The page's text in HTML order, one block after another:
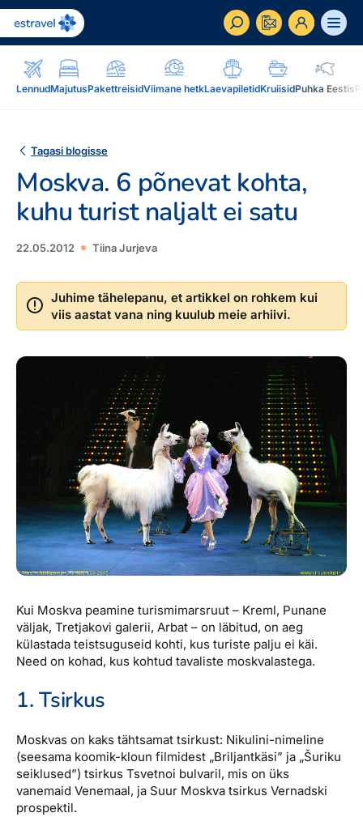
LennudMajutusPakettreisidViimane hetkLaevapiletidKruiisidPuhka Eestis
ET RU EN
Inspiratsioon & blogi
Blogi, sihtkohad, podcastid, ajakiri, uudiskiri...
Blogi
Podcastid
Uudiskiri
Reisiajakiri Traveller
Reisidele lisaks
Järelmaks, Estraveli kinkekaart, Airalo eSim,
Järelmaks
Reisitarvete e-pood
Airalo eSIM
Reisija meelespea
Lojaalsusprogramm
Boonuspunktid, Kuldkaart, Platinum kaart...
Platinum Club
Püsisoodustused
Boonuspunktid
Ettevõttest, kontaktid, reisikonsultandi teenus, tule
tööle, uudised...
Ettevõttest
Kontaktid
Reisikonsultandi teenus
Tule tööle
Uudised
Tagasi blogisse
Moskva. 6 põnevat kohta,
kuhu turist naljalt ei satu
22.05.2012 Tiina Jurjeva
Juhime tähelepanu, et artikkel on rohkem kui
viis aastat vana ning kuulub meie arhiivi.
Kui Moskva peamine turismimarsruut – Kreml, Punane
väljak, Tretjakovi galerii, Arbat – on läbitud, on aeg
külastada teistsuguseid kohti, kus turiste palju ei käi.
Need on kohad, kus kohtud tavaliste moskvalastega.
1. Tsirkus
Moskvas on kaks tähtsamat tsirkust: Nikulini-nimeline
(seesama koomik-kloun filmidest „Briljantkäsi” ja „Šuriku
seiklused”) tsirkus Tsvetnoi bulvaril, mis on üks
vanemaid Venemaal, ja Suur Moskva tsirkus Vernadski
prospektil.